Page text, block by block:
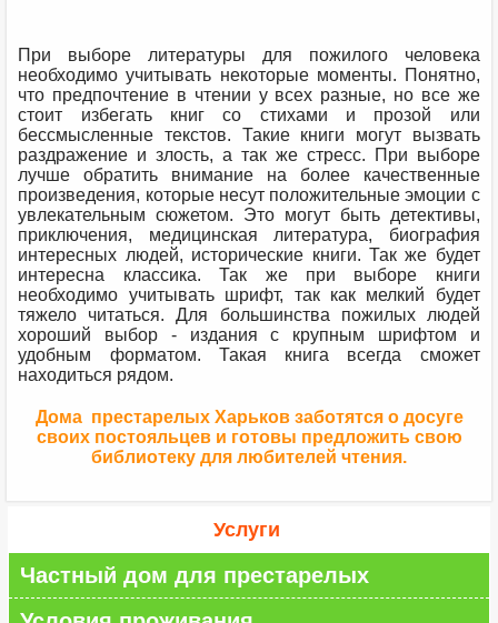
При выборе литературы для пожилого человека
необходимо учитывать некоторые моменты. Понятно,
что предпочтение в чтении у всех разные, но все же
стоит избегать книг со стихами и прозой или
бессмысленные текстов. Такие книги могут вызвать
раздражение и злость, а так же стресс. При выборе
лучше обратить внимание на более качественные
произведения, которые несут положительные эмоции с
увлекательным сюжетом. Это могут быть детективы,
приключения, медицинская литература, биография
интересных людей, исторические книги. Так же будет
интересна классика. Так же при выборе книги
необходимо учитывать шрифт, так как мелкий будет
тяжело читаться. Для большинства пожилых людей
хороший выбор - издания с крупным шрифтом и
удобным форматом. Такая книга всегда сможет
находиться рядом.
Дома престарелых Харьков заботятся о досуге
своих постояльцев и готовы предложить свою
библиотеку для любителей чтения.
Услуги
Частный дом для престарелых